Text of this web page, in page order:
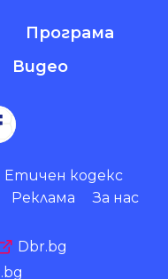
Програма
Видео
Етичен кодекс
Реклама За нас
Dbr.bg